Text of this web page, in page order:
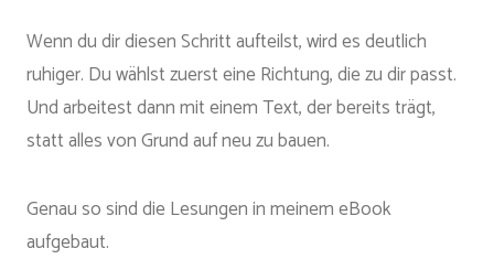
Wenn du dir diesen Schritt aufteilst, wird es deutlich
ruhiger. Du wählst zuerst eine Richtung, die zu dir passt.
Und arbeitest dann mit einem Text, der bereits trägt,
statt alles von Grund auf neu zu bauen.
Genau so sind die Lesungen in meinem eBook
aufgebaut.